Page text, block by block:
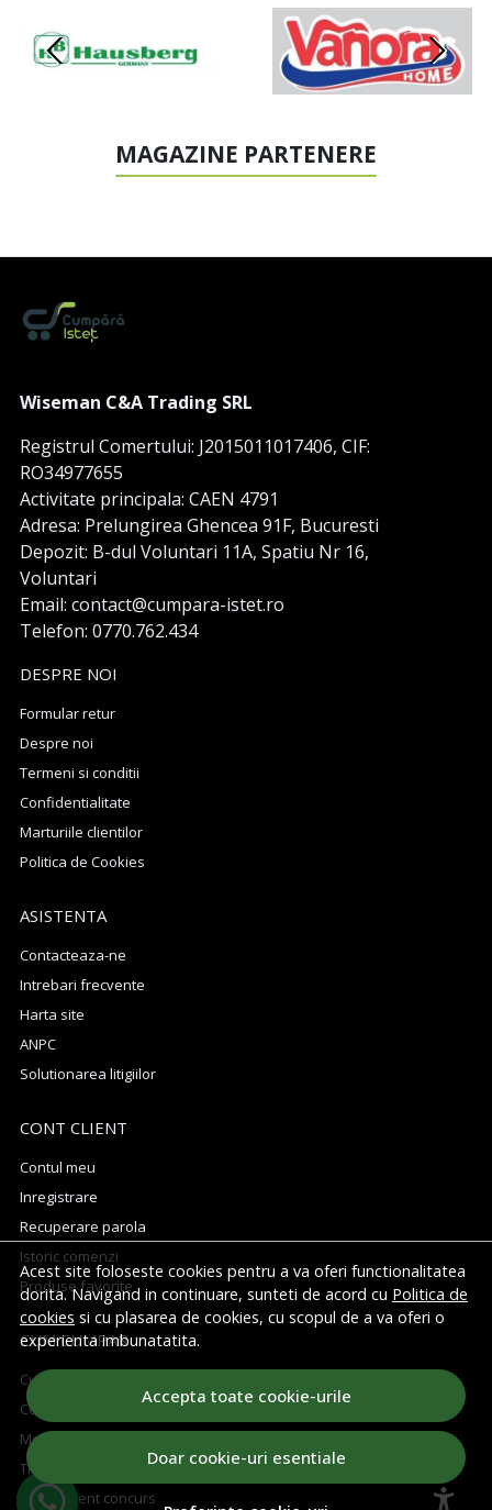
Acest site foloseste cookies pentru a va oferi functionalitatea
dorita. Navigand in continuare, sunteti de acord cu Politica de
cookies si cu plasarea de cookies, cu scopul de a va oferi o
experienta imbunatatita.
Accepta toate cookie-urile
Doar cookie-uri esentiale
MAGAZINE PARTENERE
Wiseman C&A Trading SRL
Registrul Comertului: J2015011017406, CIF:
RO34977655
Activitate principala: CAEN 4791
Adresa: Prelungirea Ghencea 91F, Bucuresti
Depozit: B-dul Voluntari 11A, Spatiu Nr 16,
Voluntari
Email: contact@cumpara-istet.ro
Telefon: 0770.762.434
DESPRE NOI
Formular retur
Despre noi
Termeni si conditii
Confidentialitate
Marturiile clientilor
Politica de Cookies
ASISTENTA
Contacteaza-ne
Intrebari frecvente
Harta site
ANPC
Solutionarea litigiilor
CONT CLIENT
Contul meu
Inregistrare
Recuperare parola
Istoric comenzi
Produse favorite
CUM CUMPAR
Cum cumpar
Cosul meu
Metode de plata
Transport si retururi
Regulament concurs